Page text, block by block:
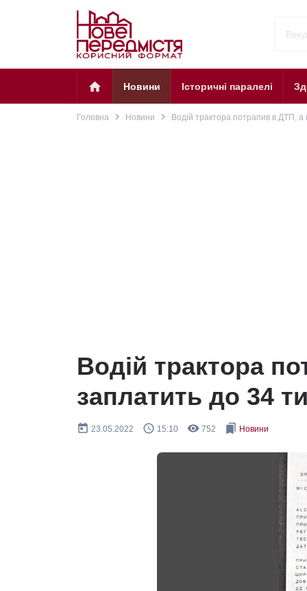
home Новини Історичні паралелі
Головна navigate_next Новини navigate_next Водій трактора потрапив в ДТП,
Водій трактора
заплатить до 34
today 23.05.2022 query_builder 15:10 remove_red_eye 752 bookmarks Новини